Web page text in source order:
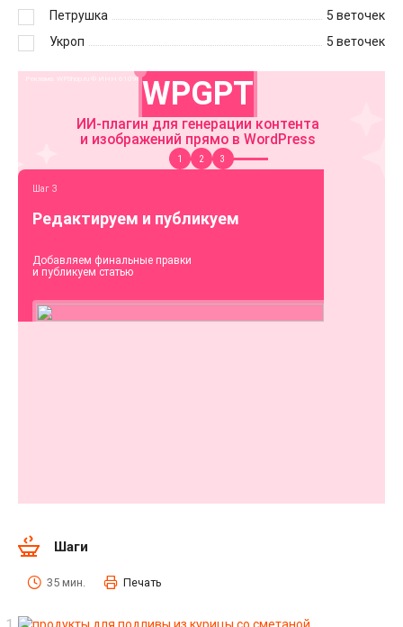
Петрушка
5 веточек
Укроп
5 веточек
Шаги
35 мин. Печать